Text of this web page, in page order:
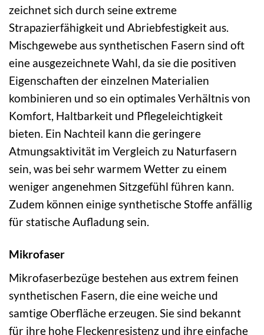
zeichnet sich durch seine extreme
Strapazierfähigkeit und Abriebfestigkeit aus.
Mischgewebe aus synthetischen Fasern sind oft
eine ausgezeichnete Wahl, da sie die positiven
Eigenschaften der einzelnen Materialien
kombinieren und so ein optimales Verhältnis von
Komfort, Haltbarkeit und Pflegeleichtigkeit
bieten. Ein Nachteil kann die geringere
Atmungsaktivität im Vergleich zu Naturfasern
sein, was bei sehr warmem Wetter zu einem
weniger angenehmen Sitzgefühl führen kann.
Zudem können einige synthetische Stoffe anfällig
für statische Aufladung sein.
Mikrofaser
Mikrofaserbezüge bestehen aus extrem feinen
synthetischen Fasern, die eine weiche und
samtige Oberfläche erzeugen. Sie sind bekannt
für ihre hohe Fleckenresistenz und ihre einfache